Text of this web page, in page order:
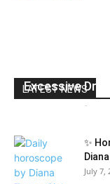
LATEST NEWS
Excessive
-
✨
July 7,